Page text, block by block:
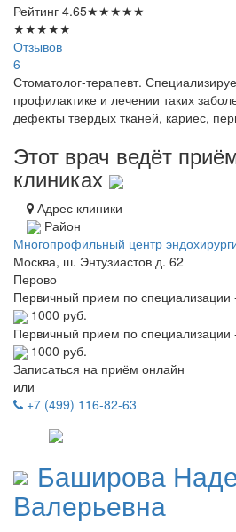
Рейтинг 4.65★★★★★
★★★★★
Отзывов
6
Стоматолог-терапевт.
профилактике и лечении таких
дефекты твердых тканей, кариес,
Этот врач ведёт
клиниках
Адрес клиники
Район
Многопрофильный центр
Москва, ш. Энтузиастов д. 62
Перово
Первичный прием по специализации
1000 руб.
Первичный прием по специализации
1000 руб.
Записаться на приём онлайн
или
+7 (499) 116-82-63
Баширова
Валерьевна